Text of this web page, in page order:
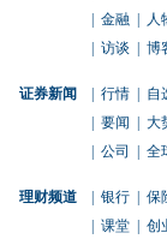
金融 人
访谈 博
证券新闻 行情 自
要闻 大
公司 全
理财频道 银行 保
课堂 创